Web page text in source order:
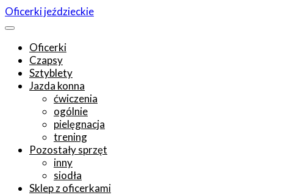
Oficerki jeździeckie
Oficerki
Czapsy
Sztyblety
Jazda konna
ćwiczenia
ogólnie
pielęgnacja
trening
Pozostały sprzęt
inny
siodła
Sklep z oficerkami